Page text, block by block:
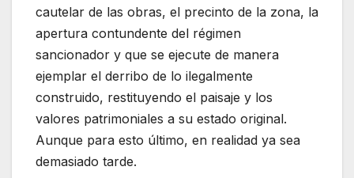
cautelar de las obras, el precinto de la zona, la
apertura contundente del régimen
sancionador y que se ejecute de manera
ejemplar el derribo de lo ilegalmente
construido, restituyendo el paisaje y los
valores patrimoniales a su estado original.
Aunque para esto último, en realidad ya sea
demasiado tarde.